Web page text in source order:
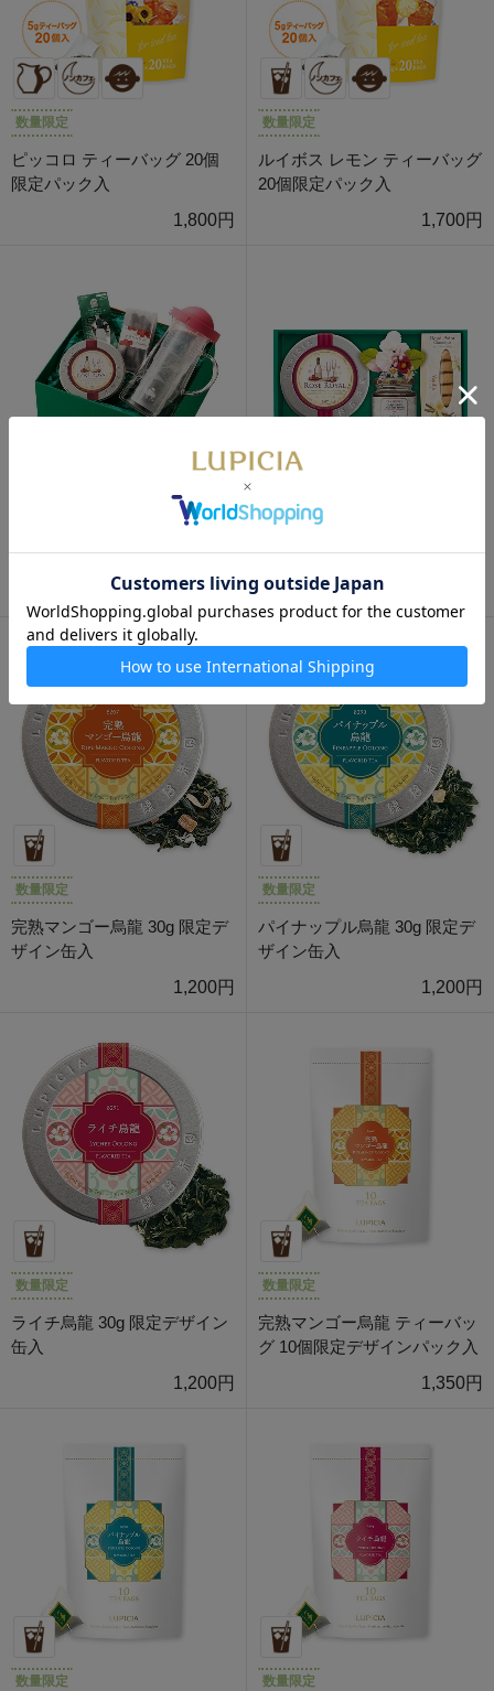
数量限定
ピッコロ ティーバッグ 20個
限定パック入
1,800円
数量限定
ルイボス レモン ティーバッグ
20個限定パック入
1,700円
紅茶と茶器｢きらめき｣
5,550円
数量限定
紅茶とお菓子「フレーズ」
数量限定
完熟マンゴー烏龍 30g 限定デ
ザイン缶入
1,200円
数量限定
パイナップル烏龍 30g 限定デ
ザイン缶入
1,200円
数量限定
ライチ烏龍 30g 限定デザイン
缶入
1,200円
数量限定
完熟マンゴー烏龍 ティーバッ
グ 10個限定デザインパック入
1,350円
数量限定 数量限定